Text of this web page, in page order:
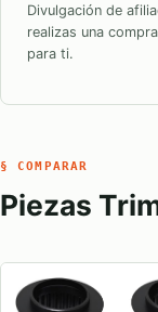
Divulgación de
realizas una
para ti.
§ COMPARAR
Piezas